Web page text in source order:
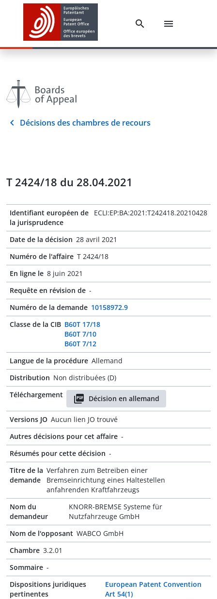
Décisions des chambres de recours
T 2424/18 du 28.04.2021
Identifiant européen de
la jurisprudence
ECLI:EP:BA:2021:T242418.20210428
Date de la décision 28 avril 2021
Numéro de l'affaire T 2424/18
En ligne le 8 juin 2021
Requête en révision de -
Numéro de la demande 10158972.9
Classe de la CIB B60T 17/18
B60T 7/10
B60T 7/12
Langue de la procédure Allemand
Distribution Non distribuées (D)
Téléchargement
Décision en allemand
Versions JO Aucun lien JO trouvé
Autres décisions pour cet affaire -
Résumés pour cette décision -
Titre de la
demande
Verfahren zum Betreiben einer
Bremseinrichtung eines Haltestellen
anfahrenden Kraftfahrzeugs
Nom du
demandeur
KNORR-BREMSE Systeme für
Nutzfahrzeuge GmbH
Nom de l'opposant WABCO GmbH
Chambre 3.2.01
Sommaire -
Dispositions juridiques
pertinentes
European Patent Convention
Art 54(1)